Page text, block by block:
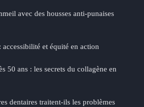
avec des housses anti-punaises
accessibilité et équité en action
50 ans : les secrets du collagène en
dentaires traitent-ils les problèmes